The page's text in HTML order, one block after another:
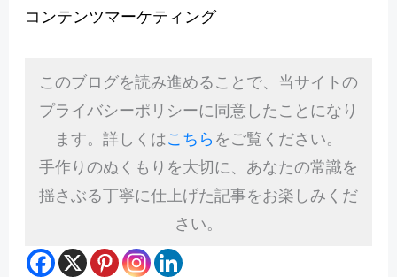
コンテンツマーケティング
このブログを読み進めることで、当サイトの
プライバシーポリシーに同意したことになり
ます。詳しくはこちら をご覧ください。
手作りのぬくもりを大切に、あなたの常識を
揺さぶる丁寧に仕上げた記事をお楽しみくだ
さい。